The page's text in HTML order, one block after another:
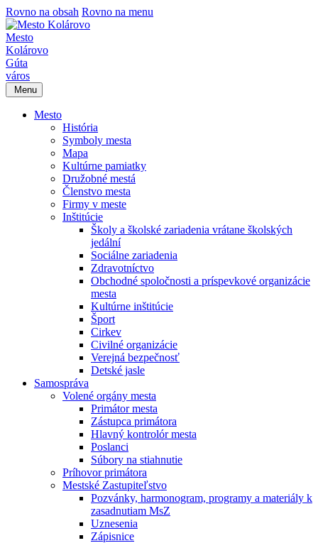
Rovno na obsah Rovno na menu
Mesto
Kolárovo
Gúta
város
Menu
Mesto
História
Symboly mesta
Mapa
Kultúrne pamiatky
Družobné mestá
Členstvo mesta
Firmy v meste
Inštitúcie
Školy a školské zariadenia vrátane školských
jedální
Sociálne zariadenia
Zdravotníctvo
Obchodné spoločnosti a príspevkové organizácie
mesta
Kultúrne inštitúcie
Šport
Cirkev
Civilné organizácie
Verejná bezpečnosť
Detské jasle
Samospráva
Volené orgány mesta
Primátor mesta
Zástupca primátora
Hlavný kontrolór mesta
Poslanci
Súbory na stiahnutie
Príhovor primátora
Mestské Zastupiteľstvo
Pozvánky, harmonogram, programy a materiály k
zasadnutiam MsZ
Uznesenia
Zápisnice